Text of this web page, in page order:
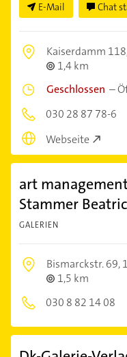
E-Mail Chat
Kaiserdamm
1,4 km
Geschlossen –
030 28 87 78-6
Webseite
art
Stammer
GALERIEN
Bismarckstr. 69,
1,5 km
030 8 82 14 08